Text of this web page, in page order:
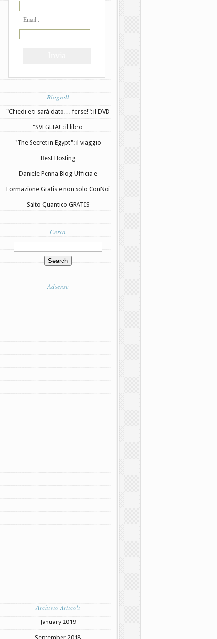
Email :
Blogroll
"Chiedi e ti sarà dato… forse!": il DVD
"SVEGLIA!": il libro
"The Secret in Egypt": il viaggio
Best Hosting
Daniele Penna Blog Ufficiale
Formazione Gratis e non solo ConNoi
Salto Quantico GRATIS
Cerca
Adsense
Archivio Articoli
January 2019
September 2018